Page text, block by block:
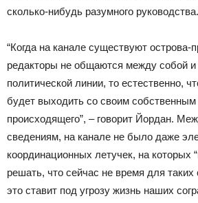
сколько-нибудь разумного руководства.
“Когда на канале существуют острова-
редакторы не общаются между собой и
политической линии, то естественно,
будет выходить со своим
происходящего”, – говорит Йордан.
сведениям, на канале не было даже
координационных летучек, на
решать, что сейчас не время для
это ставит под угрозу жизнь наших